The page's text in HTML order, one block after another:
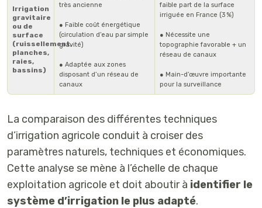
Irrigation
gravitaire
ou de
surface
(ruissellement,
planches,
raies,
bassins)
très ancienne
● Faible coût énergétique
(circulation d’eau par simple
gravité)
● Adaptée aux zones
disposant d’un réseau de
canaux
faible part de la surface
irriguée en France (3 %)
● Nécessite une
topographie favorable + un
réseau de canaux
● Main-d’œuvre importante
pour la surveillance
La comparaison des différentes techniques
d’irrigation agricole conduit à croiser des
paramètres naturels, techniques et économiques.
Cette analyse se mène à l’échelle de chaque
exploitation agricole et doit aboutir à identifier le
système d’irrigation le plus adapté.